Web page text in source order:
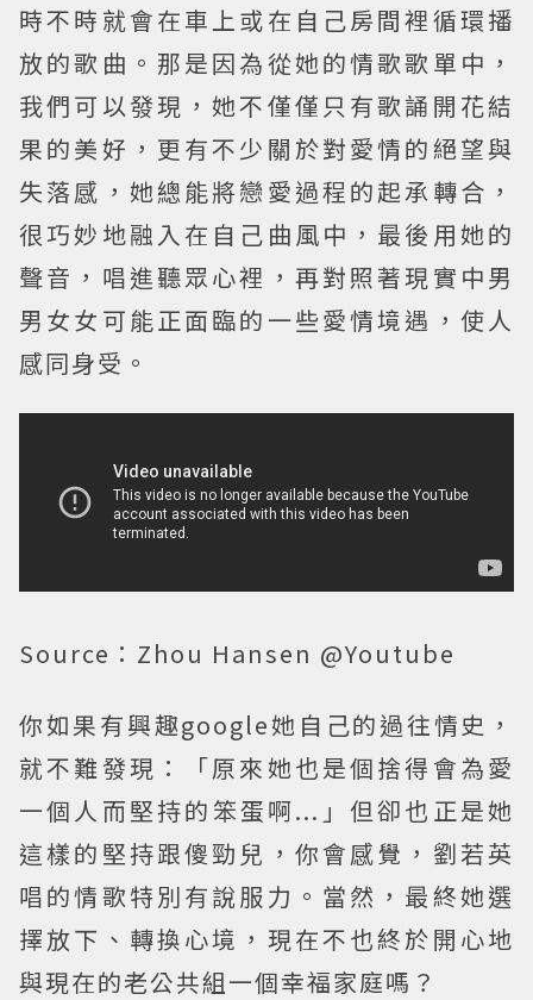
時不時就會在車上或在自己房間裡循環播
放的歌曲。那是因為從她的情歌歌單中，
我們可以發現，她不僅僅只有歌誦開花結
果的美好，更有不少關於對愛情的絕望與
失落感，她總能將戀愛過程的起承轉合，
很巧妙地融入在自己曲風中，最後用她的
聲音，唱進聽眾心裡，再對照著現實中男
男女女可能正面臨的一些愛情境遇，使人
感同身受。
Source：Zhou Hansen @Youtube
你如果有興趣google她自己的過往情史，
就不難發現：「原來她也是個捨得會為愛
一個人而堅持的笨蛋啊...」但卻也正是她
這樣的堅持跟傻勁兒，你會感覺，劉若英
唱的情歌特別有說服力。當然，最終她選
擇放下、轉換心境，現在不也終於開心地
與現在的老公共組一個幸福家庭嗎？